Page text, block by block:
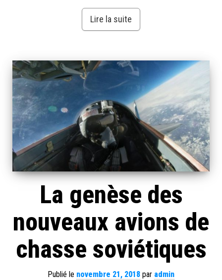
Lire la suite
La genèse des
nouveaux avions de
chasse soviétiques
Publié le novembre 21, 2018 par admin